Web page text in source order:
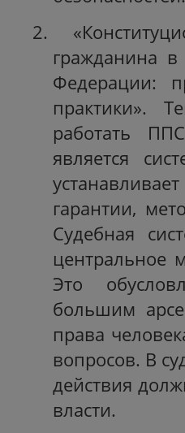
гражданина в
Федерации:
практики».
работать
является
гарантии,
Судебная
центральное
Это
большим
права
вопросов. В
действия
власти.